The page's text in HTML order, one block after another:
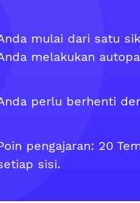
mulai dari satu
melakukan
perlu berhenti
pengajaran: 20
sisi.